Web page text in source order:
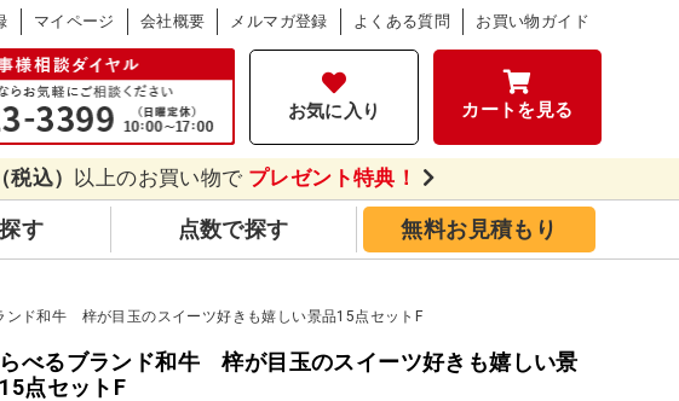
マイページ 会社概要 メルマガ登録 よくある質問 お買い物ガイド
お気に入り カートを見る
込） 以上のお買い物で プレゼント特典！
す 点数で探す 無料お見積もり
ンド和牛 梓が目玉のスイーツ好きも嬉しい景品15点セットF
べるブランド和牛 梓が目玉のスイーツ好きも嬉しい景
点セットF